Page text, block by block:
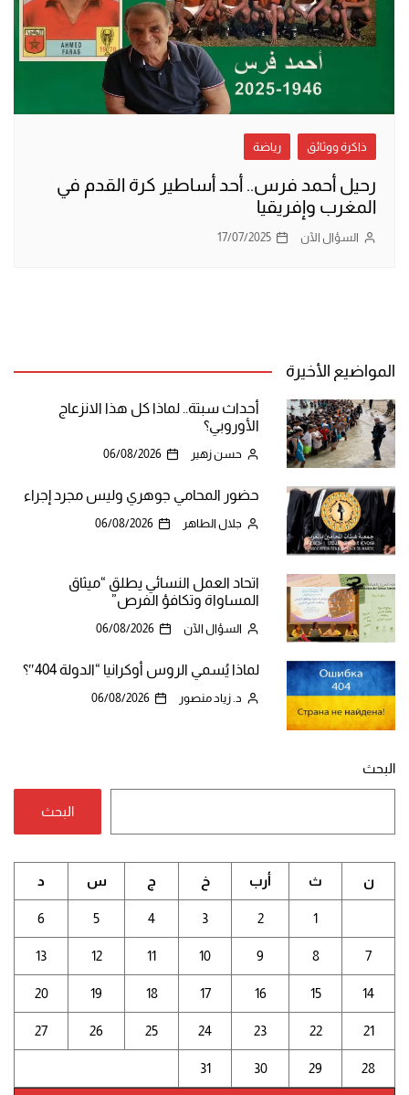
ذاكرة ووثائق رياضة
رحيل أحمد فرس.. أحد أساطير كرة القدم في
المغرب وإفريقيا
السؤال الآن 17/07/2025
المواضيع الأخيرة
أحداث سبتة.. لماذا كل هذا الانزعاج
الأوروبي؟
حسن زهير 06/08/2026
حضور المحامي جوهري وليس مجرد إجراء
جلال الطاهر 06/08/2026
اتحاد العمل النسائي يطلق “ميثاق
المساواة وتكافؤ الفرص”
السؤال الآن 06/08/2026
لماذا يُسمي الروس أوكرانيا “الدولة 404″؟
د. زياد منصور 06/08/2026
البحث
البحث
ن ث أرب خ ج س د
1
2
3
4
5
6
7
8
9
10
11
12
13
14
15
16
17
18
19
20
21
22
23
24
25
26
27
28
29
30
31